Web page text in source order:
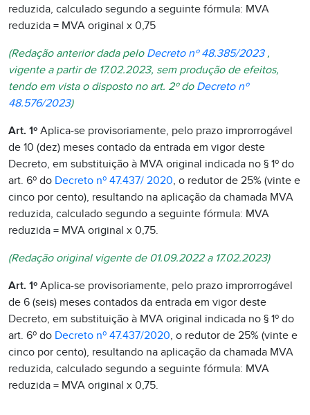
reduzida, calculado segundo a seguinte fórmula: MVA
reduzida = MVA original x 0,75
(Redação anterior dada pelo Decreto nº 48.385/2023,
vigente a partir de 17.02.2023, sem produção de efeitos,
tendo em vista o disposto no art. 2º do Decreto nº
48.576/2023)
Art. 1º Aplica-se provisoriamente, pelo prazo improrrogável
de 10 (dez) meses contado da entrada em vigor deste
Decreto, em substituição à MVA original indicada no § 1º do
art. 6º do Decreto nº 47.437/ 2020, o redutor de 25% (vinte e
cinco por cento), resultando na aplicação da chamada MVA
reduzida, calculado segundo a seguinte fórmula: MVA
reduzida = MVA original x 0,75.
(Redação original vigente de 01.09.2022 a 17.02.2023)
Art. 1º Aplica-se provisoriamente, pelo prazo improrrogável
de 6 (seis) meses contados da entrada em vigor deste
Decreto, em substituição à MVA original indicada no § 1º do
art. 6º do Decreto nº 47.437/2020, o redutor de 25% (vinte e
cinco por cento), resultando na aplicação da chamada MVA
reduzida, calculado segundo a seguinte fórmula: MVA
reduzida = MVA original x 0,75.